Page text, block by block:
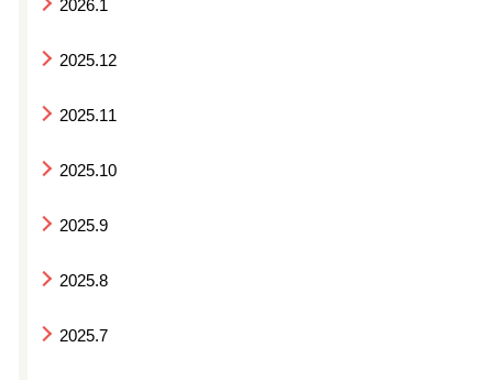
2026.1
2025.12
2025.11
2025.10
2025.9
2025.8
2025.7